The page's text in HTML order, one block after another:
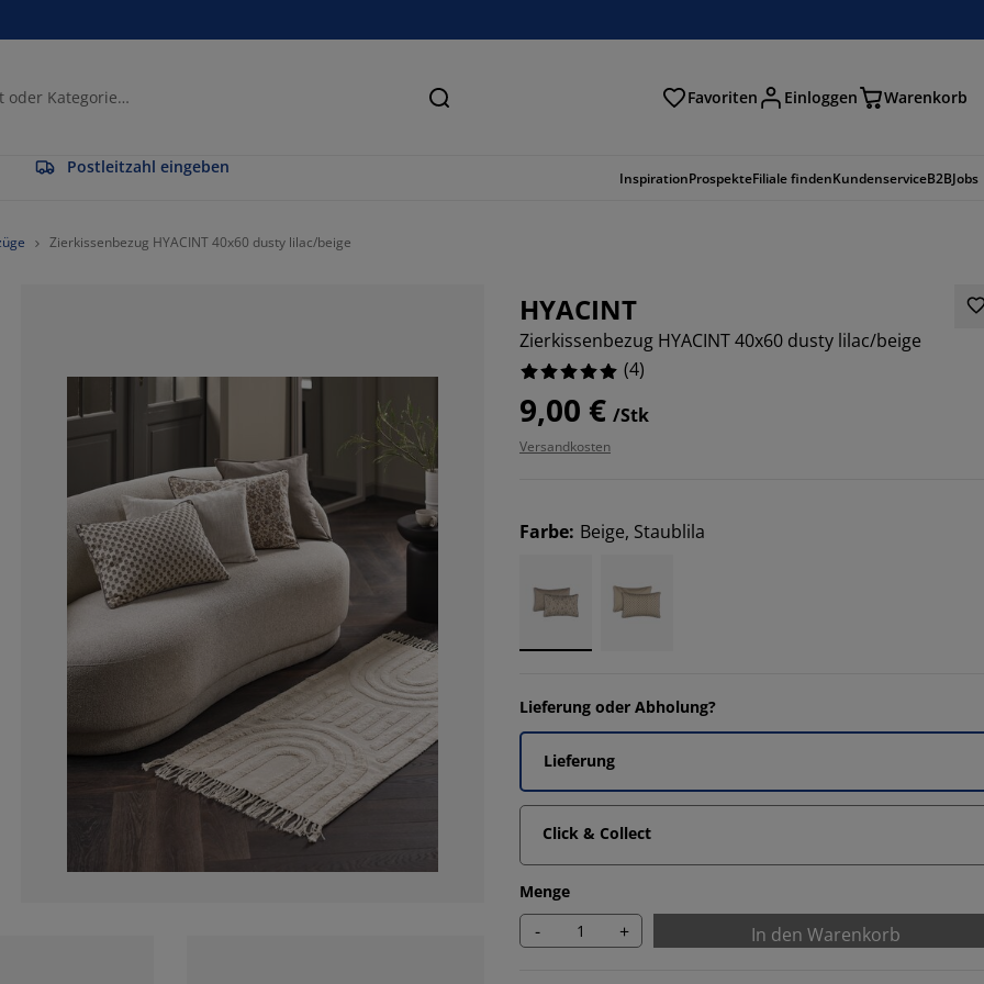
Suchen Favoriten Einloggen Warenkorb
Postleitzahl eingeben
InspirationProspekteFiliale findenKundenserviceB2BJobs
Zierkissenbezug HYACINT 40x60 dusty lilac/beige
HYACINT
Zierkissenbezug HYACINT 40x60 dusty lilac/beige
(4)
9,00 € /Stk
Versandkosten
Farbe: Beige, Staublila
Lieferung oder Abholung?
Lieferung
Click & Collect
Menge
- + In den Warenkorb